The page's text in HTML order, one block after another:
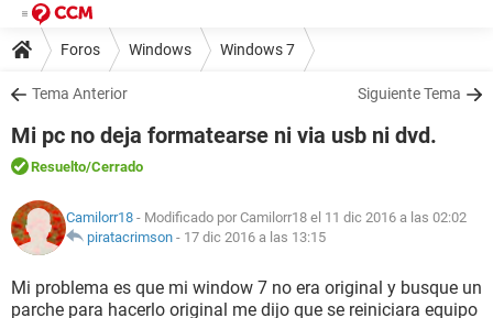
Foros Windows Windows 7
Tema Anterior Siguiente Tema
Mi pc no deja formatearse ni via usb ni dvd.
Resuelto/Cerrado
Camilorr18 - Modificado por Camilorr18 el 11 dic 2016 a las 02:02
piratacrimson - 17 dic 2016 a las 13:15
Mi problema es que mi window 7 no era original y busque un
parche para hacerlo original me dijo que se reiniciara equipo